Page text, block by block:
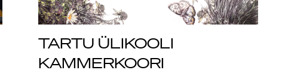
TARTU ÜLIKOOLI
KAMMERKOORI